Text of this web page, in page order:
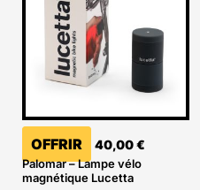
OFFRIR 40,00€
Palomar – Lampe vélo
magnétique Lucetta